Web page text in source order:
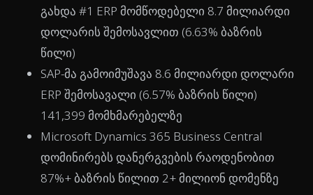
გახდა #1 ERP მომწოდებელი 8.7 მილიარდი
დოლარის შემოსავლით (6.63% ბაზრის
წილი)
SAP-მა გამოიმუშავა 8.6 მილიარდი დოლარი
ERP შემოსავალი (6.57% ბაზრის წილი)
141,399 მომხმარებელზე
Microsoft Dynamics 365 Business Central
დომინირებს დანერგვების რაოდენობით
87%+ ბაზრის წილით 2+ მილიონ დომენზე